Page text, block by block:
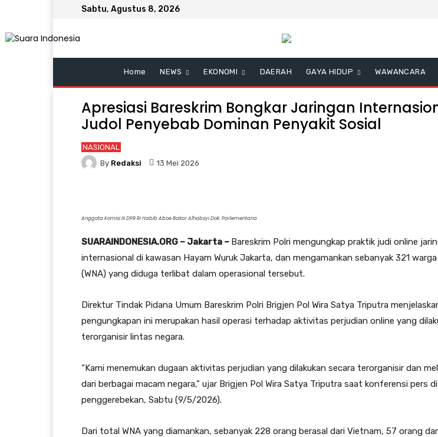
Sabtu, Agustus 8, 2026
Home NEWS EKONOMI DAERAH GAYA HIDUP WAWANCARA
Apresiasi Bareskrim Bongkar Jaringan
Judol Penyebab Dominan Penyakit Sosial
NASIONAL
By Redaksi 13 Mei 2026
Anggota Komisi III DPR RI Habib Aboe Bakar Alhabsyi.Dok. Parlementaria
SUARAINDONESIA.ORG – Jakarta – Bareskrim Polri mengungkap praktik judi online
internasional di kawasan Hayam Wuruk Jakarta, dan mengamankan sebanyak 321
(WNA) yang diduga terlibat dalam operasional tersebut.
Direktur Tindak Pidana Umum Bareskrim Polri Brigjen Pol Wira Satya Triputra
pengungkapan ini merupakan hasil operasi terhadap aktivitas perjudian online yang
terorganisir lintas negara.
“Kami menemukan dugaan aktivitas perjudian yang dilakukan secara terorganisir dan
dari berbagai macam negara,” ujar Brigjen Pol Wira Satya Triputra saat konferensi pers
penggerebekan, Sabtu (9/5/2026).
Dari total WNA yang diamankan, sebanyak 228 orang berasal dari Vietnam, 57 orang